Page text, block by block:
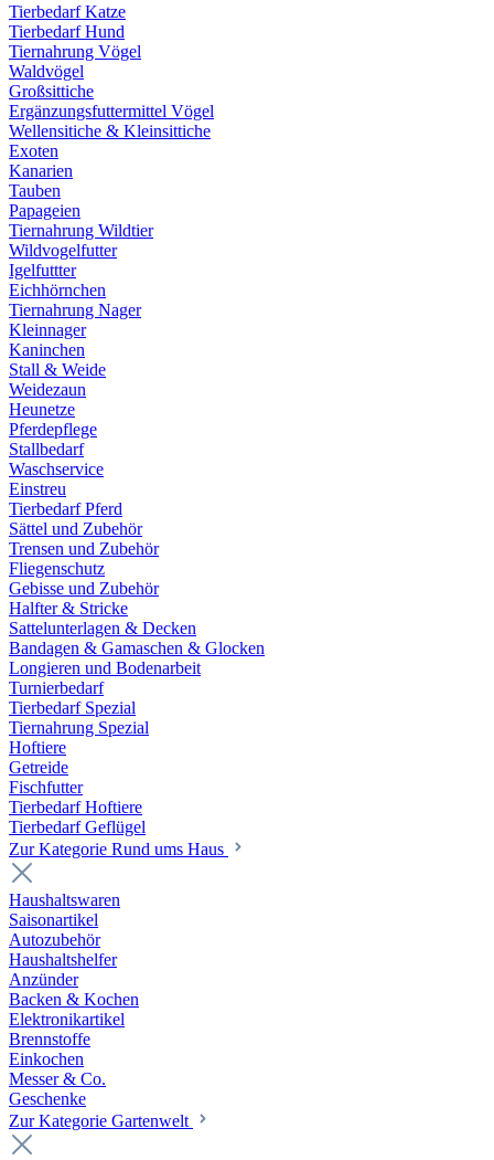
Tierbedarf Katze
Tierbedarf Hund
Tiernahrung Vögel
Waldvögel
Großsittiche
Ergänzungsfuttermittel Vögel
Wellensitiche & Kleinsittiche
Exoten
Kanarien
Tauben
Papageien
Tiernahrung Wildtier
Wildvogelfutter
Igelfuttter
Eichhörnchen
Tiernahrung Nager
Kleinnager
Kaninchen
Stall & Weide
Weidezaun
Heunetze
Pferdepflege
Stallbedarf
Waschservice
Einstreu
Tierbedarf Pferd
Sättel und Zubehör
Trensen und Zubehör
Fliegenschutz
Gebisse und Zubehör
Halfter & Stricke
Sattelunterlagen & Decken
Bandagen & Gamaschen & Glocken
Longieren und Bodenarbeit
Turnierbedarf
Tierbedarf Spezial
Tiernahrung Spezial
Hoftiere
Getreide
Fischfutter
Tierbedarf Hoftiere
Tierbedarf Geflügel
Zur Kategorie Rund ums Haus
Haushaltswaren
Saisonartikel
Autozubehör
Haushaltshelfer
Anzünder
Backen & Kochen
Elektronikartikel
Brennstoffe
Einkochen
Messer & Co.
Geschenke
Zur Kategorie Gartenwelt